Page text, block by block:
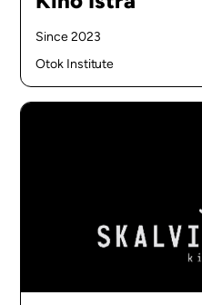
Since 2023
Otok Institute